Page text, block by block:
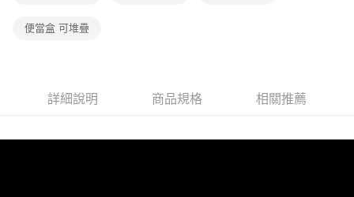
便當盒 可堆疊
詳細說明 商品規格 相關推薦